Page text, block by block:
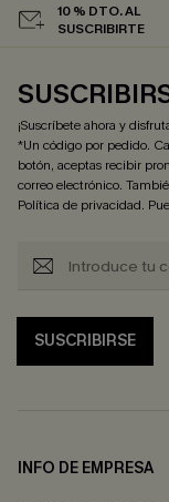
10 % DTO. AL
SUSCRIBIRTE
¡Suscríbete ahora y
*Un código por pedido.
botón, aceptas recibir
correo electrónico.
Política de privacidad.
SUSCRIBIRSE
INFO DE EMPRESA